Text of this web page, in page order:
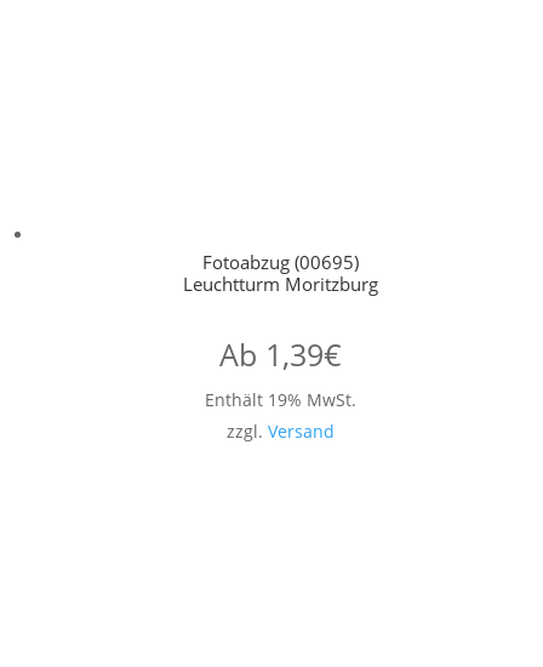
Fotoabzug (00695)
Leuchtturm Moritzburg
Ab 1,39€
Enthält 19% MwSt.
zzgl. Versand